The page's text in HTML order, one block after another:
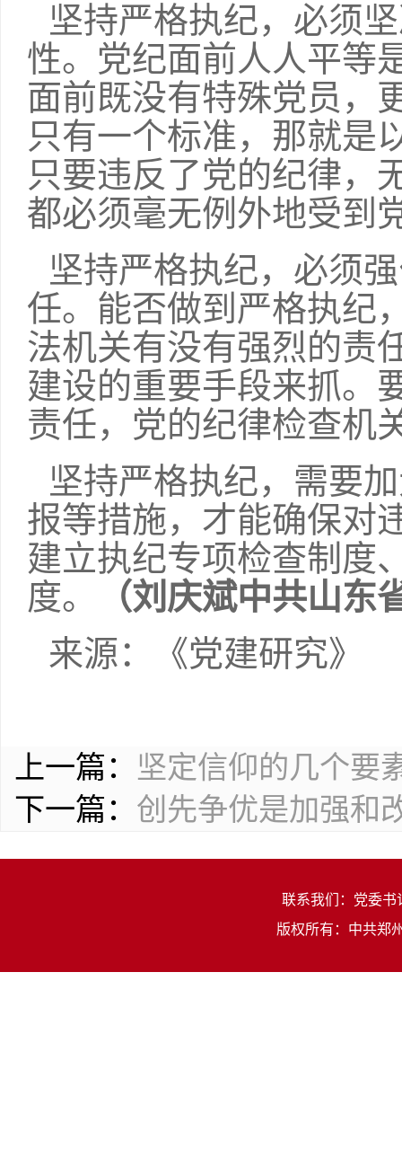
坚持严格执纪，必须
性。党纪面前人人平等
面前既没有特殊党员，
只有一个标准，那就是
只要违反了党的纪律，
都必须毫无例外地受到
坚持严格执纪，必须
任。能否做到严格执纪
法机关有没有强烈的责
建设的重要手段来抓。
责任，党的纪律检查机
坚持严格执纪，需要
报等措施，才能确保对
建立执纪专项检查制度
度。
（刘庆斌中共山东
来源：《党建研究》
上一篇：
坚定信仰的几个要
下一篇： 创先争优是加强和
联系我们：党委书
版权所有：中共郑